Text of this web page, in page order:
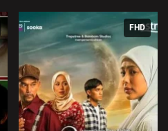
FHD